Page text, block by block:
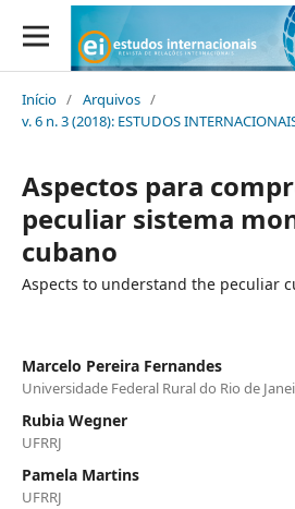
Início / Arquivos /
v. 6 n. 3 (2018): ESTUDOS
Aspectos para
peculiar sistema
cubano
Aspects to understand the peculiar
Marcelo Pereira Fernandes
Universidade Federal Rural do Rio de
Rubia Wegner
UFRRJ
Pamela Martins
UFRRJ